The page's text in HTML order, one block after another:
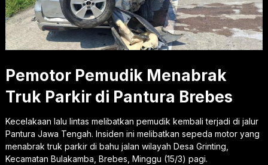
Pemotor Pemudik Menabrak
Truk Parkir di Pantura Brebes
Kecelakaan lalu lintas melibatkan pemudik kembali terjadi di jalur
Pantura Jawa Tengah. Insiden ini melibatkan sepeda motor yang
menabrak truk parkir di bahu jalan wilayah Desa Grinting,
Kecamatan Bulakamba, Brebes, Minggu (15/3) pagi.